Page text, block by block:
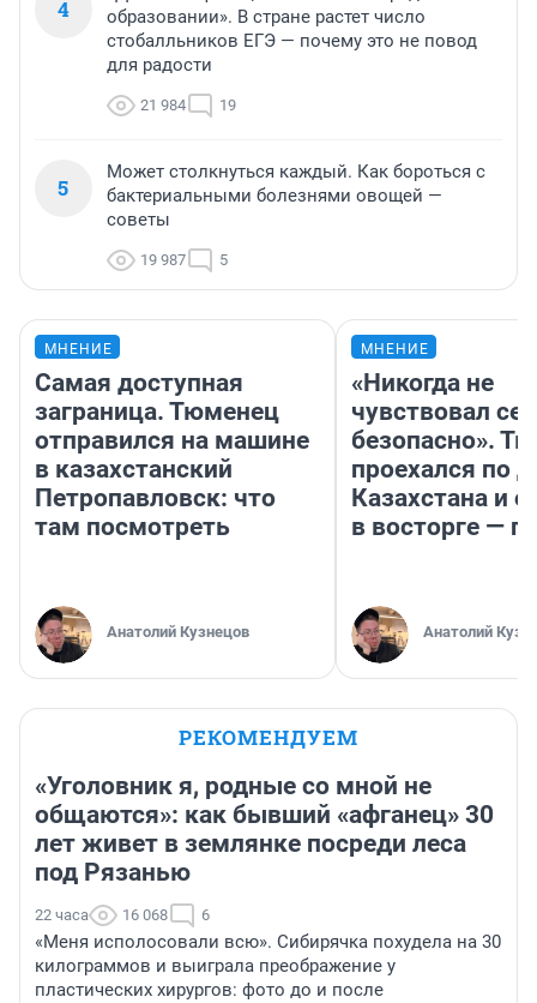
4
образовании». В стране растет число
стобалльников ЕГЭ — почему это не повод
для радости
21 984 19
5
Может столкнуться каждый. Как бороться с
бактериальными болезнями овощей —
советы
19 987 5
МНЕНИЕ
Самая доступная
заграница. Тюменец
отправился на машине
в казахстанский
Петропавловск: что
там посмотреть
Анатолий Кузнецов
МНЕНИЕ
«Никогда не
чувствовал
безопасно».
проехался по
Казахстана и
в восторге —
Анатолий
РЕКОМЕНДУЕМ
«Уголовник я, родные со мной не
общаются»: как бывший «афганец» 30
лет живет в землянке посреди леса
под Рязанью
22 часа 16 068 6
«Меня исполосовали всю». Сибирячка похудела на 30
килограммов и выиграла преображение у
пластических хирургов: фото до и после